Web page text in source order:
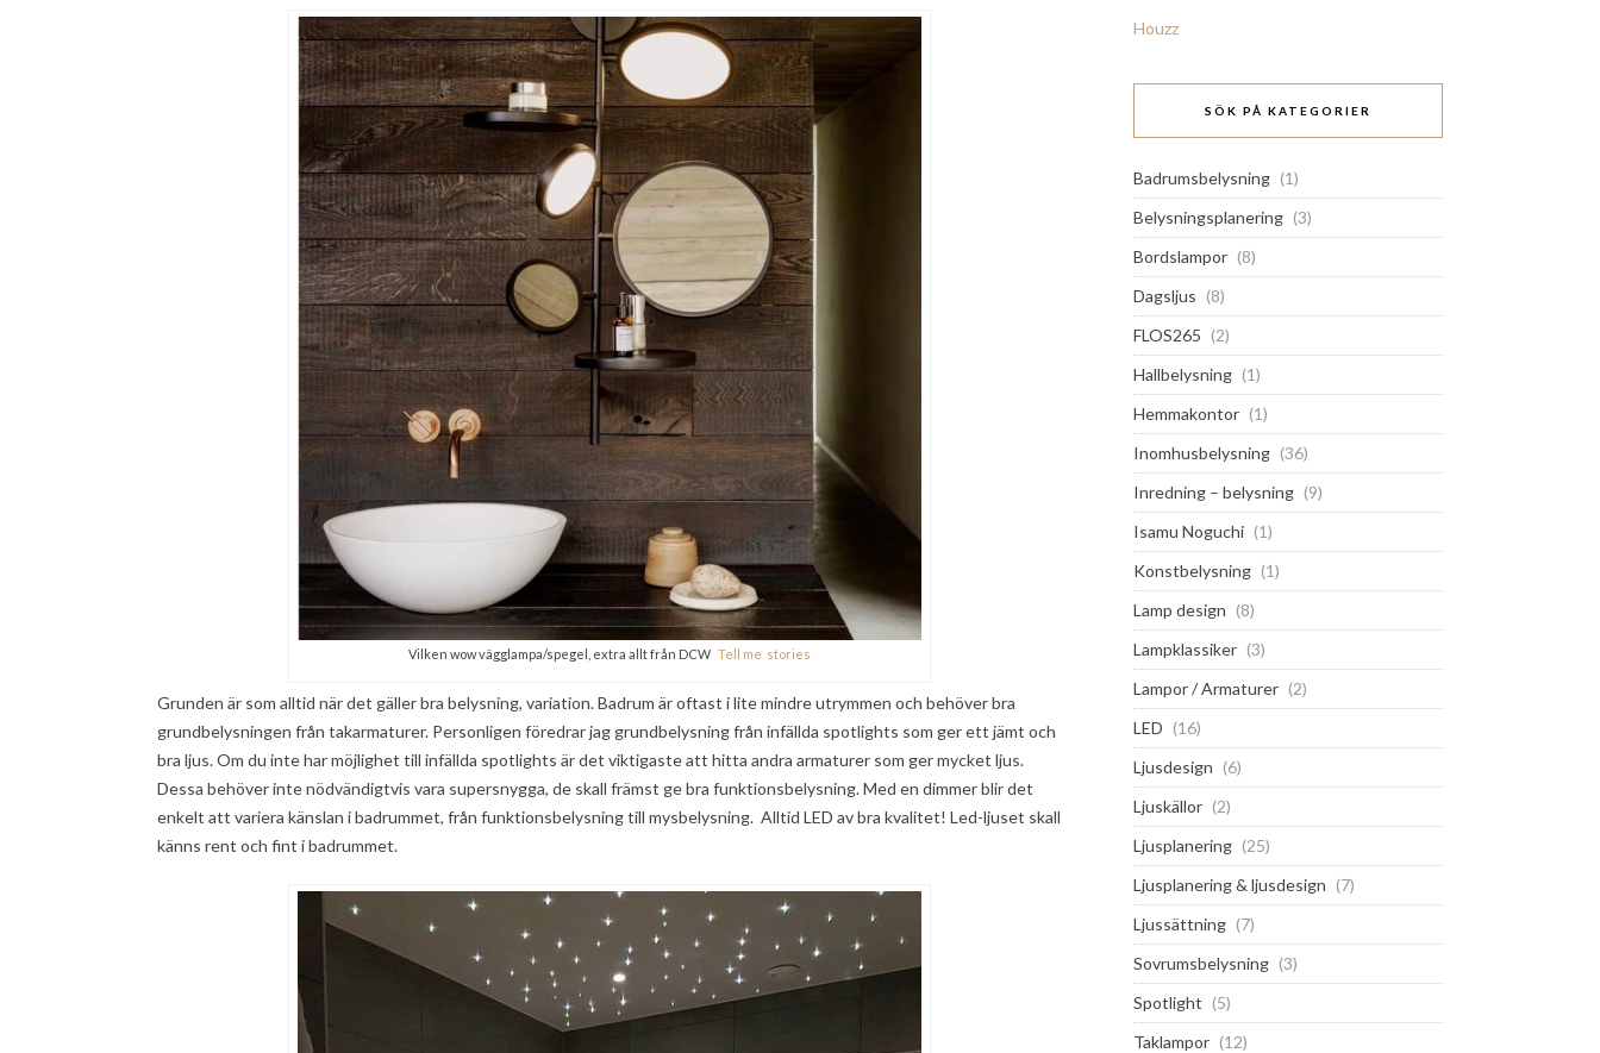
Vilken wow vägglampa/spegel, extra allt från DCW Tell me stories
Grunden är som alltid när det gäller bra belysning, variation. Badrum är oftast i lite mindre utrymmen och behöver bra
grundbelysningen från takarmaturer. Personligen föredrar jag grundbelysning från infällda spotlights som ger ett jämt och
bra ljus. Om du inte har möjlighet till infällda spotlights är det viktigaste att hitta andra armaturer som ger mycket ljus.
Dessa behöver inte nödvändigtvis vara supersnygga, de skall främst ge bra funktionsbelysning. Med en dimmer blir det
enkelt att variera känslan i badrummet, från funktionsbelysning till mysbelysning. Alltid LED av bra kvalitet! Led-ljuset skall
känns rent och fint i badrummet.
Houzz
SÖK PÅ KATEGORIER
Badrumsbelysning (1)
Belysningsplanering (3)
Bordslampor (8)
Dagsljus (8)
FLOS265 (2)
Hallbelysning (1)
Hemmakontor (1)
Inomhusbelysning (36)
Inredning – belysning (9)
Isamu Noguchi (1)
Konstbelysning (1)
Lamp design (8)
Lampklassiker (3)
Lampor / Armaturer (2)
LED (16)
Ljusdesign (6)
Ljuskällor (2)
Ljusplanering (25)
Ljusplanering & ljusdesign (7)
Ljussättning (7)
Sovrumsbelysning (3)
Spotlight (5)
Taklampor (12)